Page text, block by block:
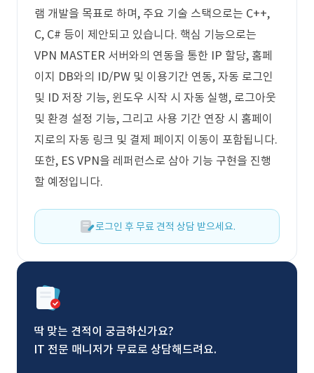
램 개발을 목표로 하며, 주요 기술 스택으로는 C++,
C, C# 등이 제안되고 있습니다. 핵심 기능으로는
VPN MASTER 서버와의 연동을 통한 IP 할당, 홈페
이지 DB와의 ID/PW 및 이용기간 연동, 자동 로그인
및 ID 저장 기능, 윈도우 시작 시 자동 실행, 로그아웃
및 환경 설정 기능, 그리고 사용 기간 연장 시 홈페이
지로의 자동 링크 및 결제 페이지 이동이 포함됩니다.
또한, ES VPN을 레퍼런스로 삼아 기능 구현을 진행
할 예정입니다.
로그인 후 무료 견적 상담 받으세요.
딱 맞는 견적이 궁금하신가요?
IT 전문 매니저가 무료로 상담해드려요.